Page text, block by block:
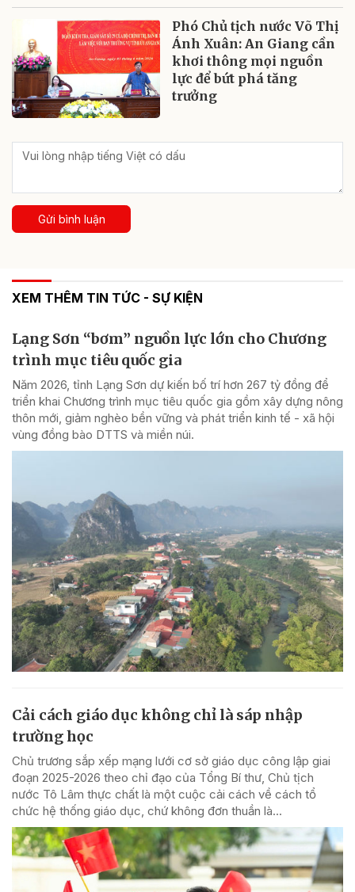
Phó Chủ tịch nước Võ Thị
Ánh Xuân: An Giang cần
khơi thông mọi nguồn
lực để bứt phá tăng
trưởng
Gửi bình luận
XEM THÊM TIN TỨC - SỰ KIỆN
Lạng Sơn “bơm” nguồn lực lớn cho Chương
trình mục tiêu quốc gia
Năm 2026, tỉnh Lạng Sơn dự kiến bố trí hơn 267 tỷ đồng để
triển khai Chương trình mục tiêu quốc gia gồm xây dựng nông
thôn mới, giảm nghèo bền vững và phát triển kinh tế - xã hội
vùng đồng bào DTTS và miền núi.
Cải cách giáo dục không chỉ là sáp nhập
trường học
Chủ trương sắp xếp mạng lưới cơ sở giáo dục công lập giai
đoạn 2025-2026 theo chỉ đạo của Tổng Bí thư, Chủ tịch
nước Tô Lâm thực chất là một cuộc cải cách về cách tổ
chức hệ thống giáo dục, chứ không đơn thuần là...